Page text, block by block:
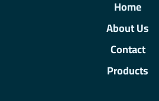
Home
About Us
Contact
Products